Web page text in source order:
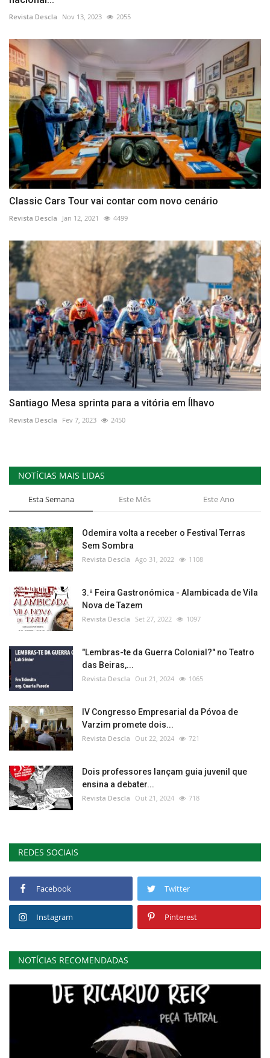
Revista Descla Nov 13, 2023 2055
Classic Cars Tour vai contar com novo cenário
Revista Descla Jan 12, 2021 4499
Santiago Mesa sprinta para a vitória em Ílhavo
Revista Descla Fev 7, 2023 2450
NOTÍCIAS MAIS LIDAS
Esta Semana Este Mês Este Ano
Odemira volta a receber o Festival Terras
Sem Sombra
Revista Descla Ago 31, 2022 1108
3.ª Feira Gastronómica - Alambicada de Vila
Nova de Tazem
Revista Descla Set 27, 2022 1097
"Lembras-te da Guerra Colonial?" no Teatro
das Beiras,...
Revista Descla Out 21, 2024 1065
IV Congresso Empresarial da Póvoa de
Varzim promete dois...
Revista Descla Out 22, 2024 721
Dois professores lançam guia juvenil que
ensina a debater...
Revista Descla Out 21, 2024 718
REDES SOCIAIS
Facebook Twitter
Instagram Pinterest
NOTÍCIAS RECOMENDADAS